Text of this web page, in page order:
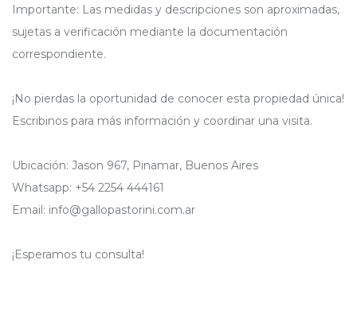
Importante: Las medidas y descripciones son aproximadas,
sujetas a verificación mediante la documentación
correspondiente.
¡No pierdas la oportunidad de conocer esta propiedad única!
Escribinos para más información y coordinar una visita.
Ubicación: Jason 967, Pinamar, Buenos Aires
Whatsapp: +54 2254 444161
Email: info@gallopastorini.com.ar
¡Esperamos tu consulta!